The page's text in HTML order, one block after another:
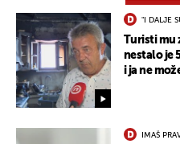
"I DALJE
Turisti mu
nestalo je
i ja ne
IMAŠ